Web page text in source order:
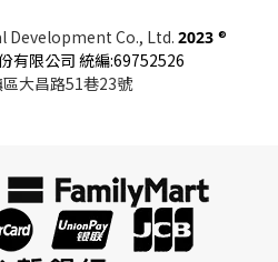
Co., Ltd. 2023 ®
有限公司 統編:69752526
大昌路51巷23號